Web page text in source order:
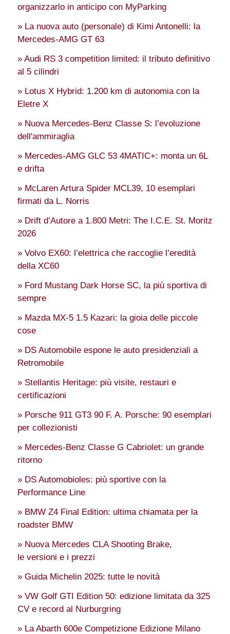
organizzarlo in anticipo con MyParking
» La nuova auto (personale) di Kimi Antonelli: la
Mercedes-AMG GT 63
» Audi RS 3 competition limited: il tributo definitivo
al 5 cilindri
» Lotus X Hybrid: 1.200 km di autonomia con la
Eletre X
» Nuova Mercedes-Benz Classe S: l’evoluzione
dell'ammiraglia
» Mercedes-AMG GLC 53 4MATIC+: monta un 6L
e drifta
» McLaren Artura Spider MCL39, 10 esemplari
firmati da L. Norris
» Drift d’Autore a 1.800 Metri: The I.C.E. St. Moritz
2026
» Volvo EX60: l’elettrica che raccoglie l’eredità
della XC60
» Ford Mustang Dark Horse SC, la più sportiva di
sempre
» Mazda MX-5 1.5 Kazari: la gioia delle piccole
cose
» DS Automobile espone le auto presidenziali a
Retromobile
» Stellantis Heritage: più visite, restauri e
certificazioni
» Porsche 911 GT3 90 F. A. Porsche: 90 esemplari
per collezionisti
» Mercedes-Benz Classe G Cabriolet: un grande
ritorno
» DS Automobioles: più sportive con la
Performance Line
» BMW Z4 Final Edition: ultima chiamata per la
roadster BMW
» Nuova Mercedes CLA Shooting Brake,
le versioni e i prezzi
» Guida Michelin 2025: tutte le novità
» VW Golf GTI Edition 50: edizione limitata da 325
CV e record al Nurburgring
» La Abarth 600e Competizione Edizione Milano